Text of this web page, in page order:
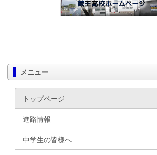
メニュー
トップページ
進路情報
中学生の皆様へ